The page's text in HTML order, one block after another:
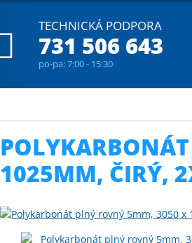
TECHNICKÁ PODPORA
731 506 643
po-pa: 7:00 - 15:30
1025MM, ČIRÝ,